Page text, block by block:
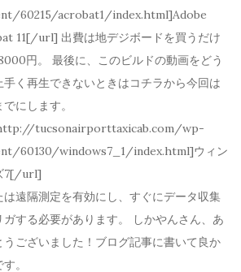
60215/acrobat1/index.html]Adobe
11[/url] 出費は地デジボードを買うだけ
円。 最後に、このビルドの動画をどう
く再生できないときはコチラから今回は
にします。
tucsonairporttaxicab.com/wp-
60130/windows7_1/index.html]ウィン
7[/url]
は遠隔測定を有効にし、すぐにデータ収集
ガする必要があります。 しかやんさん、あ
うございました！ブログ記事に書いて良か
。